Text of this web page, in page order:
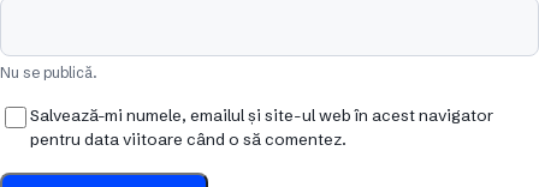
Nu se publică.
Salvează-mi numele, emailul și site-ul web în acest navigator
pentru data viitoare când o să comentez.